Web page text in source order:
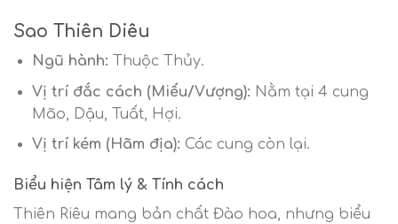
Sao Thiên Diêu
Ngũ hành: Thuộc Thủy.
Vị trí đắc cách (Miếu/Vượng): Nằm tại 4 cung
Mão, Dậu, Tuất, Hợi.
Vị trí kém (Hãm địa): Các cung còn lại.
Biểu hiện Tâm lý & Tính cách
Thiên Riêu mang bản chất Đào hoa, nhưng biểu